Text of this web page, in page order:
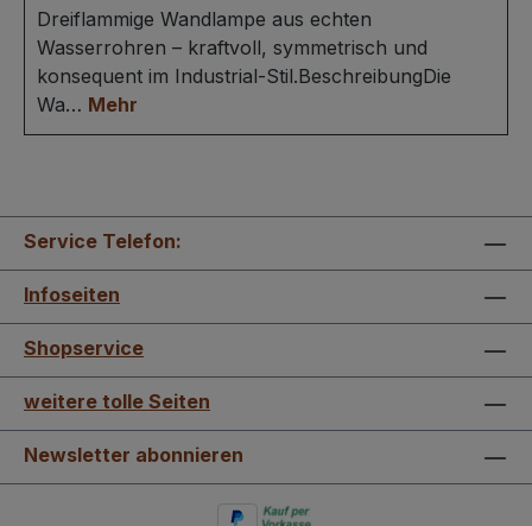
Dreiflammige Wandlampe aus echten
Wasserrohren – kraftvoll, symmetrisch und
konsequent im Industrial-Stil.BeschreibungDie
Wa… Mehr
Service Telefon:
Infoseiten
Shopservice
weitere tolle Seiten
Newsletter abonnieren